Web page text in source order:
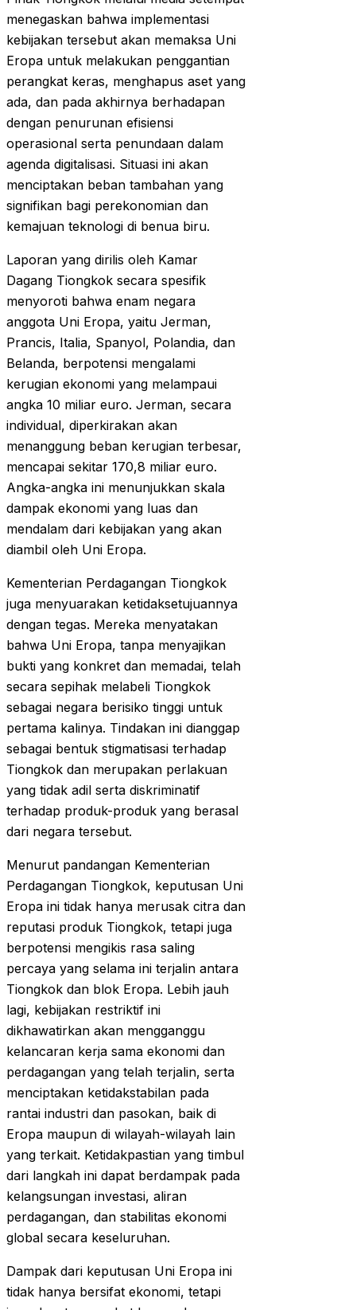
menegaskan bahwa implementasi
kebijakan tersebut akan memaksa Uni
Eropa untuk melakukan penggantian
perangkat keras, menghapus aset yang
ada, dan pada akhirnya berhadapan
dengan penurunan efisiensi
operasional serta penundaan dalam
agenda digitalisasi. Situasi ini akan
menciptakan beban tambahan yang
signifikan bagi perekonomian dan
kemajuan teknologi di benua biru.
Laporan yang dirilis oleh Kamar
Dagang Tiongkok secara spesifik
menyoroti bahwa enam negara
anggota Uni Eropa, yaitu Jerman,
Prancis, Italia, Spanyol, Polandia, dan
Belanda, berpotensi mengalami
kerugian ekonomi yang melampaui
angka 10 miliar euro. Jerman, secara
individual, diperkirakan akan
menanggung beban kerugian terbesar,
mencapai sekitar 170,8 miliar euro.
Angka-angka ini menunjukkan skala
dampak ekonomi yang luas dan
mendalam dari kebijakan yang akan
diambil oleh Uni Eropa.
Kementerian Perdagangan Tiongkok
juga menyuarakan ketidaksetujuannya
dengan tegas. Mereka menyatakan
bahwa Uni Eropa, tanpa menyajikan
bukti yang konkret dan memadai, telah
secara sepihak melabeli Tiongkok
sebagai negara berisiko tinggi untuk
pertama kalinya. Tindakan ini dianggap
sebagai bentuk stigmatisasi terhadap
Tiongkok dan merupakan perlakuan
yang tidak adil serta diskriminatif
terhadap produk-produk yang berasal
dari negara tersebut.
Menurut pandangan Kementerian
Perdagangan Tiongkok, keputusan Uni
Eropa ini tidak hanya merusak citra dan
reputasi produk Tiongkok, tetapi juga
berpotensi mengikis rasa saling
percaya yang selama ini terjalin antara
Tiongkok dan blok Eropa. Lebih jauh
lagi, kebijakan restriktif ini
dikhawatirkan akan mengganggu
kelancaran kerja sama ekonomi dan
perdagangan yang telah terjalin, serta
menciptakan ketidakstabilan pada
rantai industri dan pasokan, baik di
Eropa maupun di wilayah-wilayah lain
yang terkait. Ketidakpastian yang timbul
dari langkah ini dapat berdampak pada
kelangsungan investasi, aliran
perdagangan, dan stabilitas ekonomi
global secara keseluruhan.
Dampak dari keputusan Uni Eropa ini
tidak hanya bersifat ekonomi, tetapi